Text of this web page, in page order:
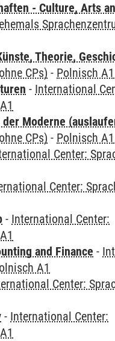
- Culture, Arts
Theorie,
CPs) - Polnisch A1
- International
Moderne
CPs) - Polnisch A1
Center:
Center:
- International Center:
and Finance -
A1
Center:
- International Center: